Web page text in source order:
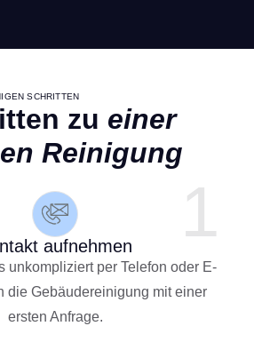
SCHRITTEN
zu einer
Reinigung
aufnehmen
unkompliziert per Telefon oder E-
die Gebäudereinigung mit einer
ersten Anfrage.
1